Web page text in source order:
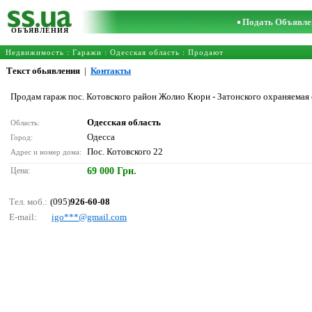
ОБЪЯВЛЕНИЯ
Подать
Недвижимость : Гаражи : Одесская область : Продают
Текст обьявления | Контакты
Продам гараж пос. Котовского район Жолио Кюри - Затонского
Область: Одесская область
Город: Одесса
Адрес и номер дома: Пос. Котовского 22
Цена: 69 000 Грн.
Тел. моб.: (095)926-60-08
E-mail:
igо***@gmаil.соm